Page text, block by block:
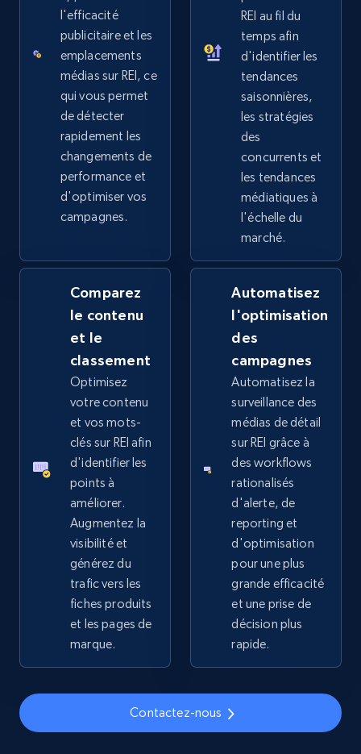
Google Shopping
URL, Product id, Title, Product description,
Rating, Reviews count, Images, Variations, and
more.
2.4K+ 200+ Commencer
Google Shopping - collects products from
URL, Product id, Title, Product description,
Rating, Reviews count, Images, Variations, and
more.
2.4K+ Commencer
Home Depot US
URL, Domain, Country code, Model number,
Sku, Product id, Product name, Manufacturer,
and more.
2.1K+ 355+ Commencer
Home Depot US - Gather data on products
using specified keywords
URL, Domain, Country code, Model number,
Sku, Product id, Product name, Manufacturer,
and more.
l'efficacité
publicitaire et les
emplacements
médias sur REI, ce
qui vous permet
de détecter
rapidement les
changements de
performance et
d'optimiser vos
campagnes.
REI au fil du
temps afin
d'identifier les
tendances
saisonnières,
les stratégies
des
concurrents et
les tendances
médiatiques à
l'échelle du
marché.
Comparez
le contenu
et le
classement
Optimisez
votre contenu
et vos mots-
clés sur REI afin
d'identifier les
points à
améliorer.
Augmentez la
visibilité et
générez du
trafic vers les
fiches produits
et les pages de
marque.
Automatisez
l'optimisation
des
campagnes
Automatisez la
surveillance des
médias de détail
sur REI grâce à
des workflows
rationalisés
d'alerte, de
reporting et
d'optimisation
pour une plus
grande efficacité
et une prise de
décision plus
rapide.
Contactez-nous